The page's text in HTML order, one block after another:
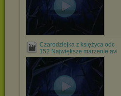
Czarodziejka z księżyca odc
152 Największe marzenie.avi